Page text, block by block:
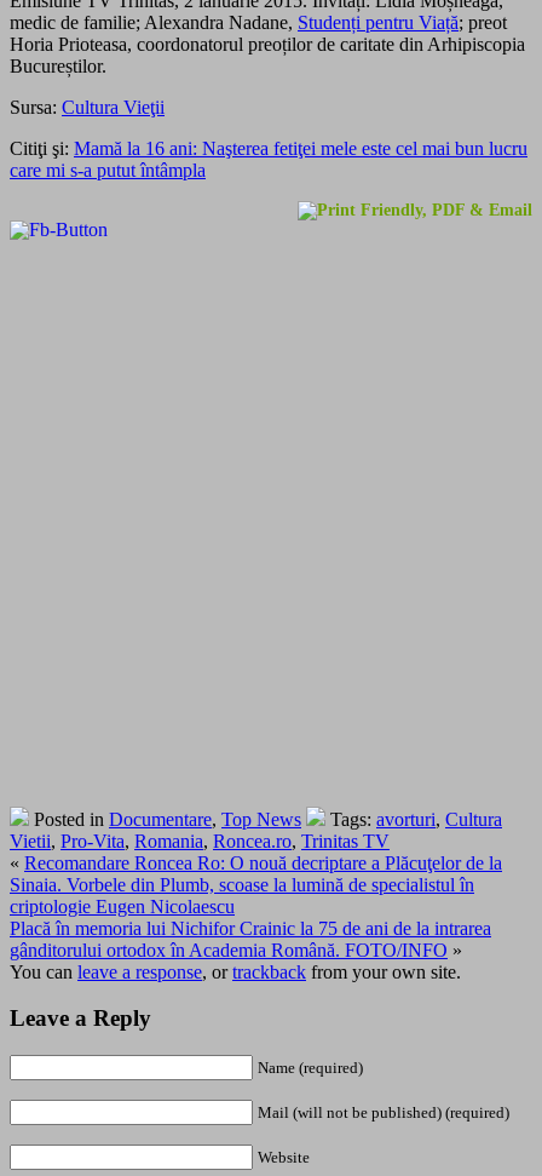
medic de familie; Alexandra Nadane, Studenți pentru Viață; preot
Horia Prioteasa, coordonatorul preoților de caritate din Arhipiscopia
Bucureștilor.
Sursa: Cultura Vieţii
Citiţi şi: Mamă la 16 ani: Naşterea fetiţei mele este cel mai bun lucru
care mi s-a putut întâmpla
Posted in Documentare, Top News Tags: avorturi, Cultura
Vietii, Pro-Vita, Romania, Roncea.ro, Trinitas TV
« Recomandare Roncea Ro: O nouă decriptare a Plăcuţelor de la
Sinaia. Vorbele din Plumb, scoase la lumină de specialistul în
criptologie Eugen Nicolaescu
Placă în memoria lui Nichifor Crainic la 75 de ani de la intrarea
gânditorului ortodox în Academia Română. FOTO/INFO »
You can leave a response, ortrackback from your own site.
Leave a Reply
Name (required)
Mail (will not be published) (required)
Website